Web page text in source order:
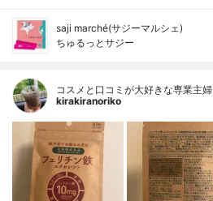
saji marché(サジーマルシェ)
ちゅるっとサジー
コスメと口コミが大好きな専業主婦
kirakiranoriko